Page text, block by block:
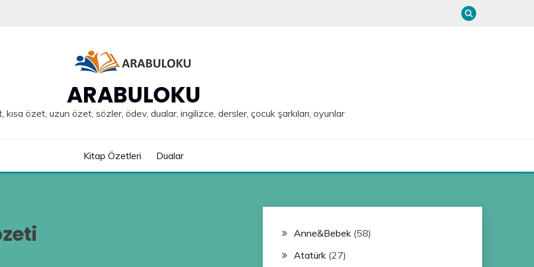
ARABULOKU
özet, uzun özet, sözler, ödev, dualar, ingilizce, dersler, çocuk şarkıları, oyunlar
Kitap Özetleri Dualar
Anne&Bebek(58)
Atatürk(27)